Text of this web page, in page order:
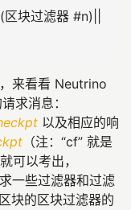
块过滤器 #n)||
来看看 Neutrino
求消息：
以及相应的响
（注：“cf” 就是
可以考出，
一些过滤器和过滤
块的区块过滤器的